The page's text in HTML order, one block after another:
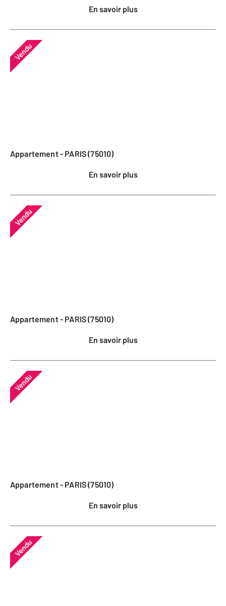
En savoir plus
Vendu
Appartement - PARIS (75010)
En savoir plus
Vendu
Appartement - PARIS (75010)
En savoir plus
Vendu
Appartement - PARIS (75010)
En savoir plus
Vendu